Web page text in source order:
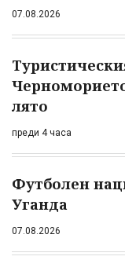
07.08.2026
лято
преди 4 часа
Футболен
Уганда
07.08.2026